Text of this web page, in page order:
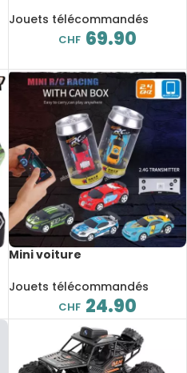
caméra, 2.4 Ghz
Jouets télécommandés
CHF 69.90
Mini voiture
en canette, Bluetooth,
échelle 1:58
Jouets télécommandés
CHF 24.90